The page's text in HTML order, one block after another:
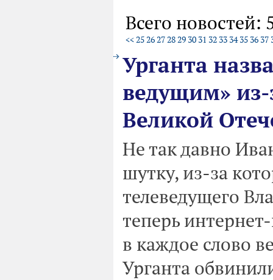
Всего новостей:
<<2526272829 30 31 32 33 34 35 36 37
Урганта
ведущим»
Великой
Не так давно
шутку, из-за
телеведущего
теперь
в каждое слово
Урганта